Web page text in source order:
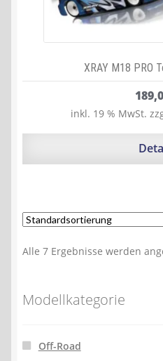
XRAY M18 PRO
inkl. 19 % MwSt.
Alle 7 Ergebnisse werden
Modellkategorie
Off-Road